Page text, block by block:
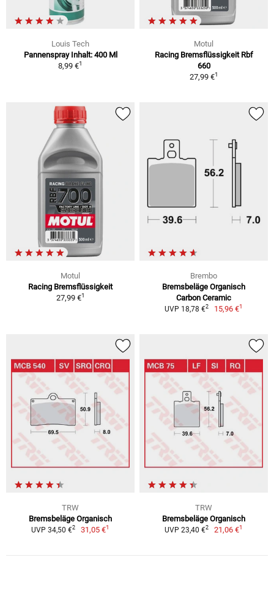
Louis Tech
Pannenspray Inhalt: 400 Ml
8,99 €1
Motul
Racing Bremsflüssigkeit Rbf
660
27,99 €1
Motul
Racing Bremsflüssigkeit
27,99 €1
Brembo
Bremsbeläge Organisch
Carbon Ceramic
UVP 18,78 €2 15,96 €1
TRW
Bremsbeläge Organisch
UVP 34,50 €2 31,05 €1
TRW
Bremsbeläge Organisch
UVP 23,40 €2 21,06 €1